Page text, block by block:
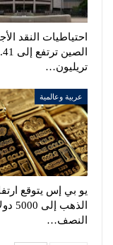
احتياطيات النقد
الصين
تريليون…
عربية وعالمية
يو بي إس يتوقع
الذهب
النصف…